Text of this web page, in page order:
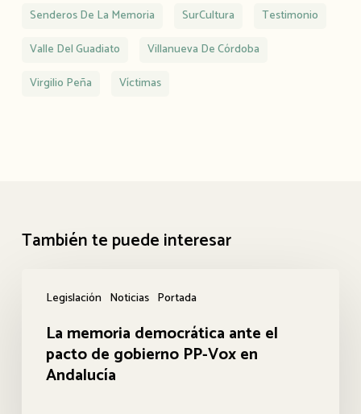
Senderos De La Memoria
SurCultura
Testimonio
Valle Del Guadiato
Villanueva De Córdoba
Virgilio Peña
Víctimas
También te puede interesar
Legislación Noticias Portada
memoria
democrática
La memoria democrática ante el
pacto de gobierno PP-Vox en
Andalucía